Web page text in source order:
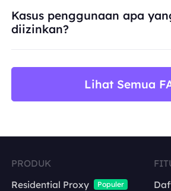
Kasus penggunaan apa
diizinkan?
Lihat Semua
PRODUK
Residential Proxy
Populer